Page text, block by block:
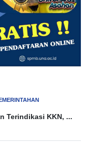
Terindikasi KKN, ...